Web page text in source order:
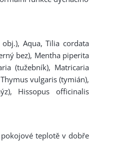
Aqua, Tilia cordata
bez), Mentha piperita
(tužebník), Matricaria
vulgaris (tymián),
Hissopus officinalis
teplotě v dobře